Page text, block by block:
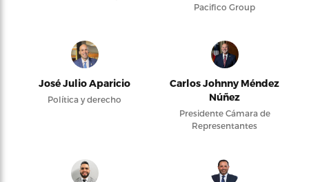
Pacifico Group
José Julio Aparicio
Política y derecho
Carlos Johnny Méndez
Núñez
Presidente Cámara de
Representantes